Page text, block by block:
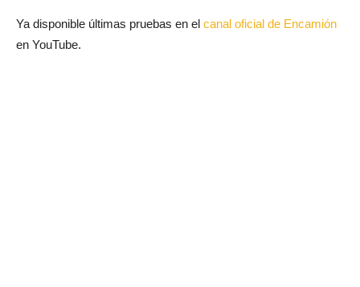
Ya disponible últimas pruebas en el canal oficial de Encamión
en YouTube.